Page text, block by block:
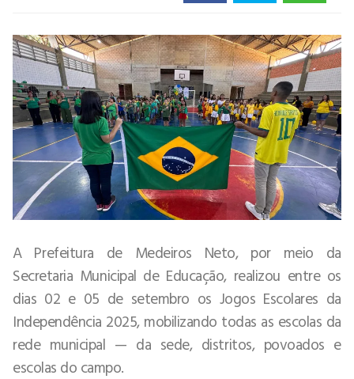
A Prefeitura de Medeiros Neto, por meio da
Secretaria Municipal de Educação, realizou entre os
dias 02 e 05 de setembro os Jogos Escolares da
Independência 2025, mobilizando todas as escolas da
rede municipal — da sede, distritos, povoados e
escolas do campo.